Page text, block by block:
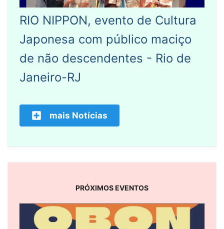
RIO NIPPON, evento de Cultura
Japonesa com público maciço
de não descendentes - Rio de
Janeiro-RJ
mais Notícias
PRÓXIMOS EVENTOS